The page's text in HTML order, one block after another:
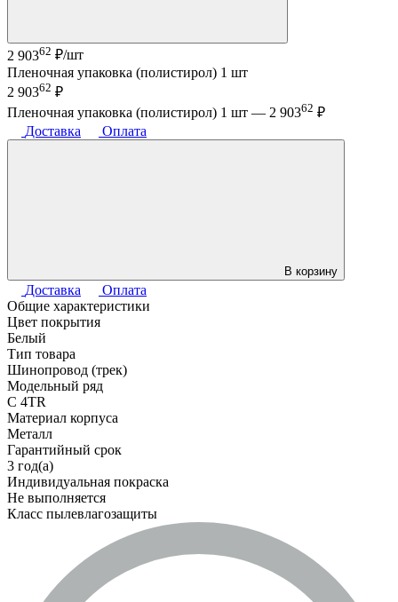
2 90362 ₽/шт
Пленочная упаковка (полистирол) 1 шт
2 90362 ₽
Пленочная упаковка (полистирол) 1 шт — 2 90362 ₽
Доставка
Оплата
В корзину
Доставка
Оплата
Общие характеристики
Цвет покрытия
Белый
Тип товара
Шинопровод (трек)
Модельный ряд
C 4TR
Материал корпуса
Металл
Гарантийный срок
3 год(а)
Индивидуальная покраска
Не выполняется
Класс пылевлагозащиты